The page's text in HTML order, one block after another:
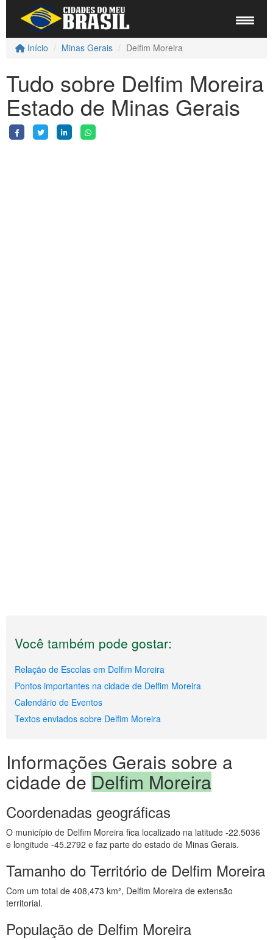
Início Minas Gerais Delfim Moreira
Tudo sobre Delfim Moreira
Estado de Minas Gerais
Você também pode gostar:
Relação de Escolas em Delfim Moreira
Pontos importantes na cidade de Delfim Moreira
Calendário de Eventos
Textos enviados sobre Delfim Moreira
Informações Gerais sobre a
cidade de Delfim Moreira
Coordenadas geográficas
O município de Delfim Moreira fica localizado na latitude -22.5036
e longitude -45.2792 e faz parte do estado de Minas Gerais.
Tamanho do Território de Delfim Moreira
Com um total de 408,473 km², Delfim Moreira de extensão
territorial.
População de Delfim Moreira